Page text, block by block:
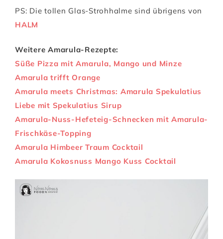
PS: Die tollen Glas-Strohhalme sind übrigens von
HALM
Weitere Amarula-Rezepte:
Süße Pizza mit Amarula, Mango und Minze
Amarula trifft Orange
Amarula meets Christmas: Amarula Spekulatius
Liebe mit Spekulatius Sirup
Amarula-Nuss-Hefeteig-Schnecken mit Amarula-
Frischkäse-Topping
Amarula Himbeer Traum Cocktail
Amarula Kokosnuss Mango Kuss Cocktail